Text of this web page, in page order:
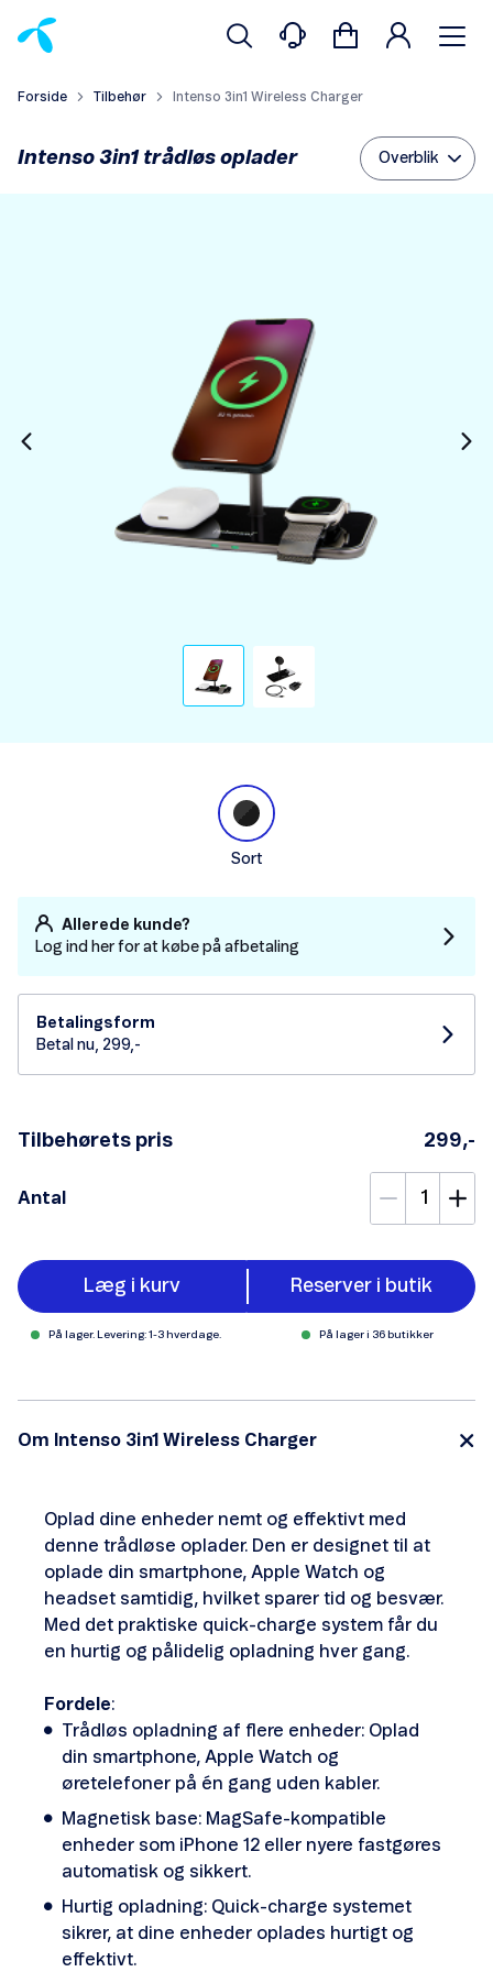
Forside Tilbehør Intenso 3in1 Wireless Charger
Intenso 3in1 trådløs oplader Overblik
Sort
Allerede kunde?
Log ind her for at købe på afbetaling
Betalingsform
Betal nu, 299,-
Tilbehørets pris 299,-
Antal
Læg i kurv Reserver i butik
På lager. Levering: 1-3 hverdage. På lager i 36 butikker
Om Intenso 3in1 Wireless Charger
Oplad dine enheder nemt og effektivt med
denne trådløse oplader. Den er designet til at
oplade din smartphone, Apple Watch og
headset samtidig, hvilket sparer tid og besvær.
Med det praktiske quick-charge system får du
en hurtig og pålidelig opladning hver gang.
Fordele:
Trådløs opladning af flere enheder: Oplad
din smartphone, Apple Watch og
øretelefoner på én gang uden kabler.
Magnetisk base: MagSafe-kompatible
enheder som iPhone 12 eller nyere fastgøres
automatisk og sikkert.
Hurtig opladning: Quick-charge systemet
sikrer, at dine enheder oplades hurtigt og
effektivt.